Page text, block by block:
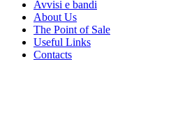
Avvisi e bandi
About Us
The Point of Sale
Useful Links
Contacts